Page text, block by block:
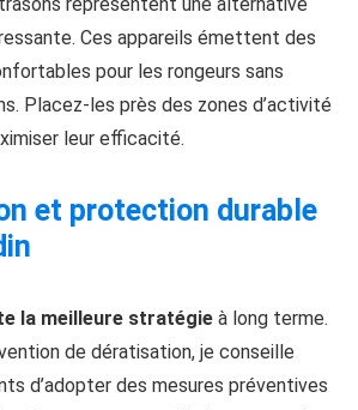
Ces appareils émettent des
pour les rongeurs sans
Placez-les près des zones d’activité
leur efficacité.
et protection durable
la meilleure stratégie à long terme.
de dératisation, je conseille
d’adopter des mesures préventives